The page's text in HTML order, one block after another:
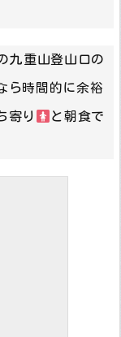
九重山登山口の
ら時間的に余裕
寄り と朝食で